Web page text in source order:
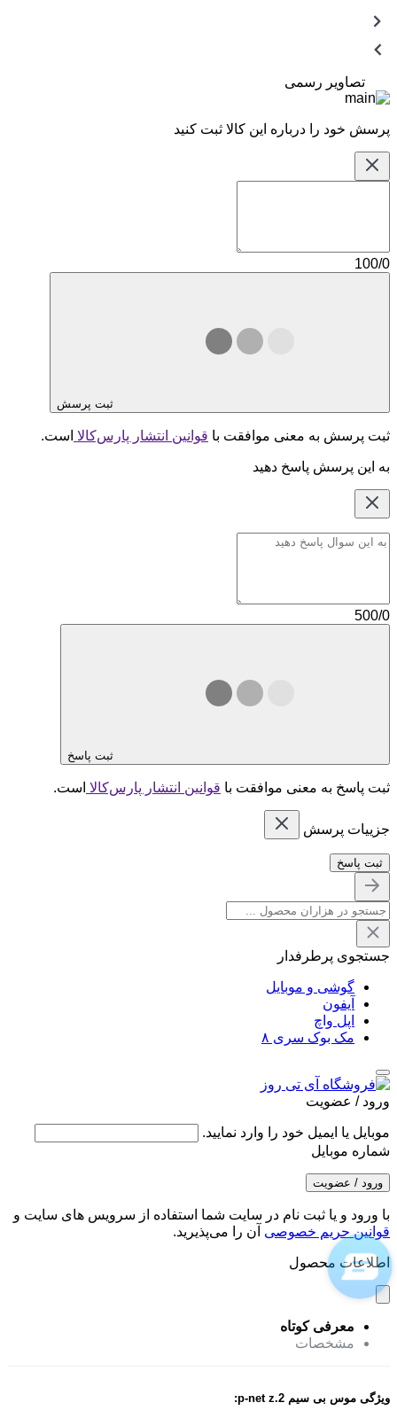
تصاویر رسمی
پرسش خود را درباره این کالا ثبت کنید
100/0
ثبت پرسش
ثبت پرسش به معنی موافقت با قوانین انتشار پارس‌کالا است.
به این پرسش پاسخ دهید
500/0
ثبت پاسخ
ثبت پاسخ به معنی موافقت با قوانین انتشار پارس‌کالا است.
جزییات پرسش
ثبت پاسخ
جستجوی پرطرفدار
گوشی و موبایل
آیفون
اپل واچ
مک بوک سری ۸
ورود / عضویت
موبایل یا ایمیل خود را وارد نمایید.
شماره موبایل
ورود / عضویت
با ورود و یا ثبت نام در سایت شما استفاده از سرویس های سایت و
قوانین حریم خصوصی آن را می‌پذیرید.
اطلاعات محصول
معرفی کوتاه
مشخصات
ویژگی موس بی سیم p-net z.2: